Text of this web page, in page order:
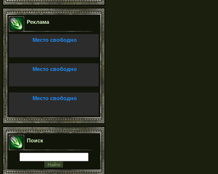
Реклама
Место свободно
Место свободно
Место свободно
Поиск